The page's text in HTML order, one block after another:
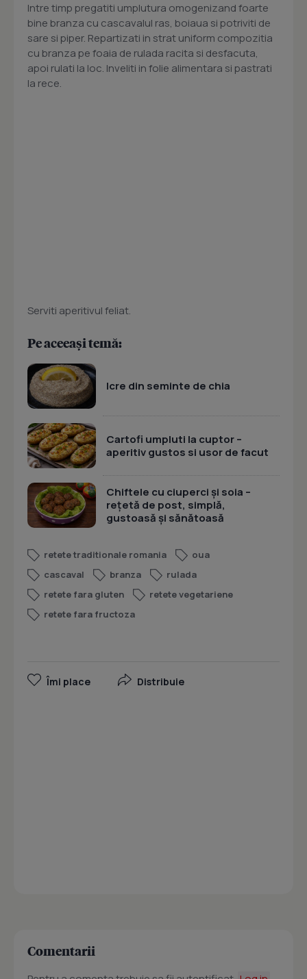
Intre timp pregatiti umplutura omogenizand foarte
bine branza cu cascavalul ras, boiaua si potriviti de
sare si piper. Repartizati in strat uniform compozitia
cu branza pe foaia de rulada racita si desfacuta,
apoi rulati la loc. Inveliti in folie alimentara si pastrati
la rece.
Serviti aperitivul feliat.
Pe aceeași temă:
Icre din seminte de chia
Cartofi umpluti la cuptor –
aperitiv gustos si usor de facut
Chiftele cu ciuperci și soia –
rețetă de post, simplă,
gustoasă și sănătoasă
retete traditionale romania
oua
cascaval
branza
rulada
retete fara gluten
retete vegetariene
retete fara fructoza
Îmi place Distribuie
Comentarii